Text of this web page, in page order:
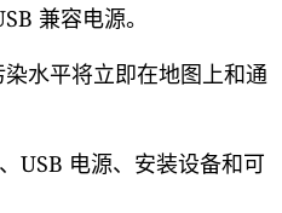
兼容电源。
水平将立即在地图上和通
USB 电源、安装设备和可